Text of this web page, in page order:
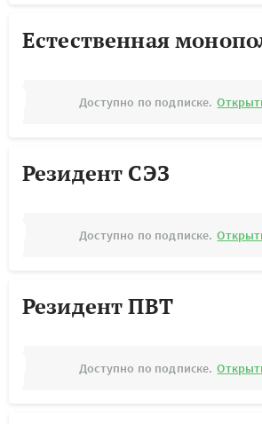
Естественная
Доступно по подписке.
Резидент СЭЗ
Доступно по подписке.
Резидент ПВТ
Доступно по подписке.